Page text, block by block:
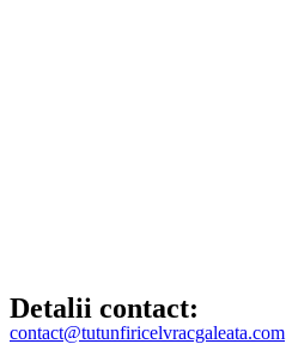
Detalii contact:
contact@tutunfiricelvracgaleata.com